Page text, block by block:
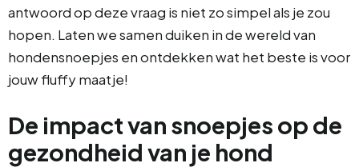
antwoord op deze vraag is niet zo simpel als je zou
hopen. Laten we samen duiken in de wereld van
hondensnoepjes en ontdekken wat het beste is voor
jouw fluffy maatje!
De impact van snoepjes op de
gezondheid van je hond